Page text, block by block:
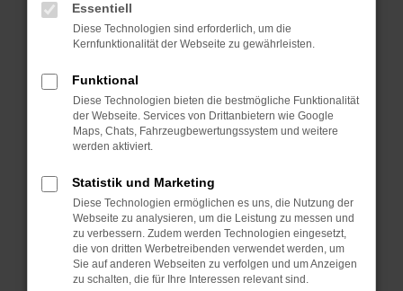
können das Laden bestimmter Seiten
verhindern. Funktioniert die Seite in einem
anderen Browser oder in einem privaten
Starte dein Gerät neu.
Das kann manchmal helfen, vorübergehende
Probleme zu beheben.
Betriebssystem auf dem neuesten Stand
sind.
Veraltete Software birgt nicht nur ein
Sicherheitsrisiko, sondern kann auch dazu
führen, dass bestimmte Funktionen nicht mehr
unterstützt werden.
Essentiell
Diese Technologien sind erforderlich, um die
Kernfunktionalität der Webseite zu gewährleisten.
Funktional
Diese Technologien bieten die bestmögliche Funktionalität
der Webseite. Services von Drittanbietern wie Google
Maps, Chats, Fahrzeugbewertungssystem und weitere
werden aktiviert.
Statistik und Marketing
Diese Technologien ermöglichen es uns, die Nutzung der
Webseite zu analysieren, um die Leistung zu messen und
zu verbessern. Zudem werden Technologien eingesetzt,
die von dritten Werbetreibenden verwendet werden, um
Sie auf anderen Webseiten zu verfolgen und um Anzeigen
zu schalten, die für Ihre Interessen relevant sind.